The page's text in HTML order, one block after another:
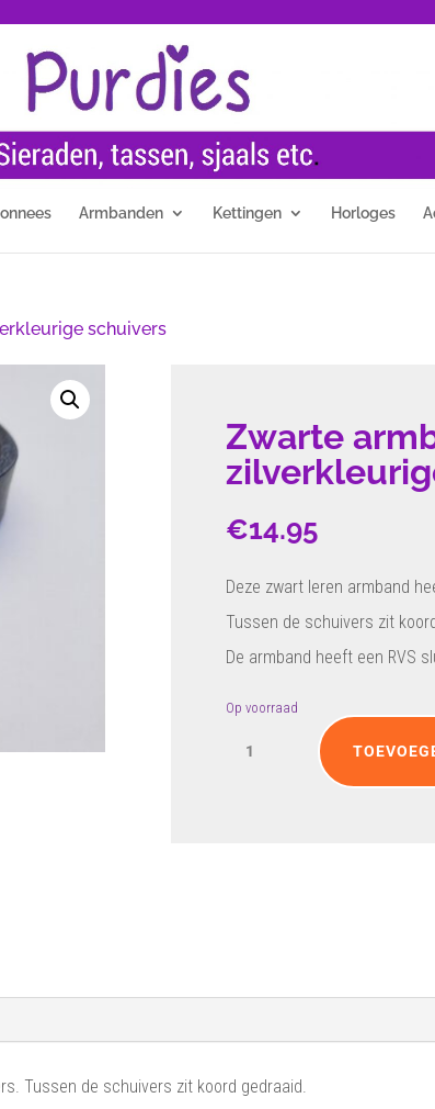
Armbanden Kettingen Horloges
schuivers
Zwarte
€14.95
Deze zwart leren armband
Tussen de schuivers zit
De armband heeft een RVS
Op voorraad
armband
Tussen de schuivers zit koord gedraaid.